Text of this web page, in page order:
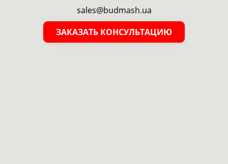
sales@budmash.ua
ЗАКАЗАТЬ КОНСУЛЬТАЦИЮ